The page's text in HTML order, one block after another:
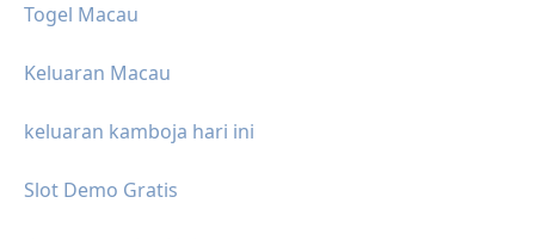
Togel Macau
Keluaran Macau
keluaran kamboja hari ini
Slot Demo Gratis